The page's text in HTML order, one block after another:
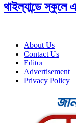
থাইল্যান্ডে স্কুলে
About Us
Contact Us
Editor
Advertisement
Privacy Policy